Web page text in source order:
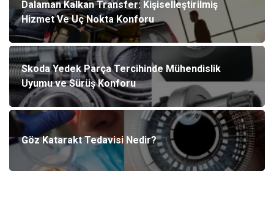
Dalaman Kalkan Transfer: Kişiselleştirilmiş
Hizmet Ve Uç Nokta Konforu
Skoda Yedek Parça Tercihinde Mühendislik
Uyumu ve Sürüş Konforu
Göz Katarakt Tedavisi Nedir?